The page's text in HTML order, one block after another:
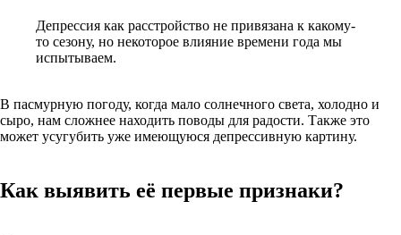
Депрессия как расстройство не привязана к какому-
то сезону, но некоторое влияние времени года мы
испытываем.
В пасмурную погоду, когда мало солнечного света, холодно и
сыро, нам сложнее находить поводы для радости. Также это
может усугубить уже имеющуюся депрессивную картину.
Как выявить её первые признаки?